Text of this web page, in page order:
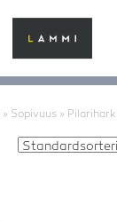
» Sopivuus »